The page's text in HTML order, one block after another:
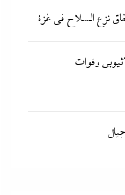
أحمد يرتعب
نزع السلاح في غزة
وقوات